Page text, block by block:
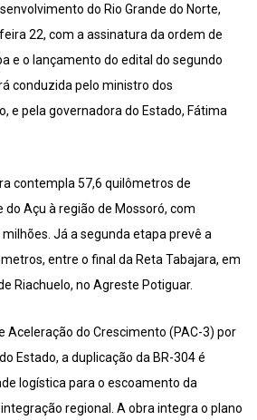
do Rio Grande do Norte,
22, com a assinatura da ordem de
e o lançamento do edital do segundo
conduzida pelo ministro dos
e pela governadora do Estado, Fátima
contempla 57,6 quilômetros de
do Açu à região de Mossoró, com
Já a segunda etapa prevê a
entre o final da Reta Tabajara, em
Riachuelo, no Agreste Potiguar.
Aceleração do Crescimento (PAC-3) por
Estado, a duplicação da BR-304 é
logística para o escoamento da
regional. A obra integra o plano